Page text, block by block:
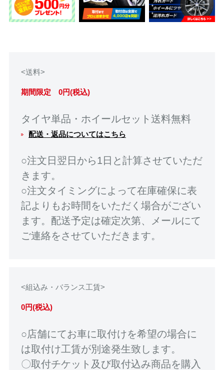
<送料>
期間限定 0円(税込)
タイヤ単品・ホイールセット送料無料
配送・返品についてはこちら
○注文日翌日から1日と計算させていただ
きます。
○注文タイミングによって在庫確保に表
記よりもお時間をいただく場合がござい
ます。配送予定は確定次第、メールにて
ご連絡をさせていただきます。
<組込み・バランス工賃>
0円(税込)
○店舗にてお車に取付けを希望の場合に
は取付け工賃が別途発生致します。
〇取付チケット及び取付込み商品を購入